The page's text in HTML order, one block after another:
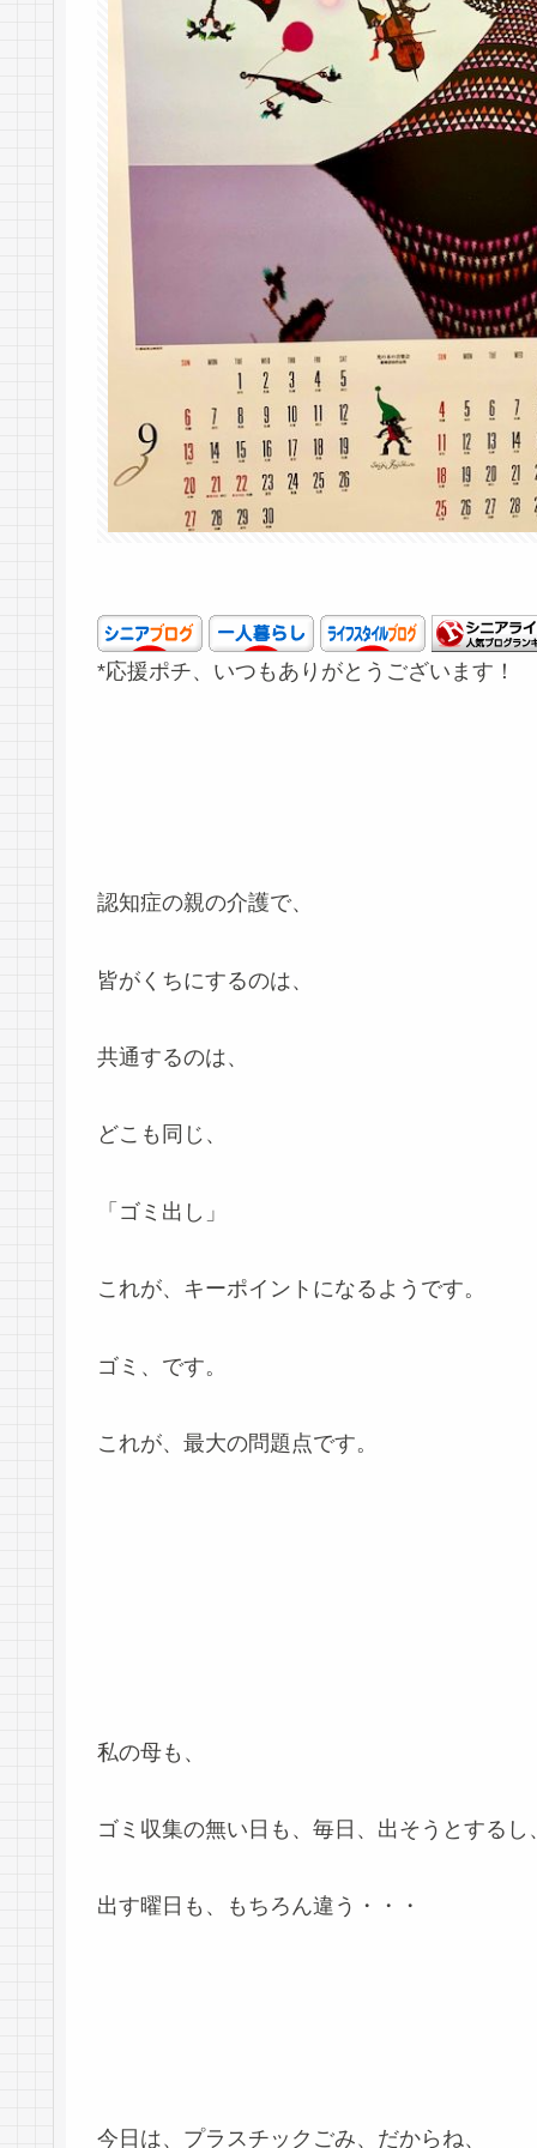
*応援ポチ、いつもありがとうございます！
認知症の親の介護で、
皆がくちにするのは、
共通するのは、
どこも同じ、
「ゴミ出し」
これが、キーポイントになるようです。
ゴミ、です。
これが、最大の問題点です。
私の母も、
ゴミ収集の無い日も、毎日、出そうとするし
出す曜日も、もちろん違う・・・
今日は、プラスチックごみ、だからね、